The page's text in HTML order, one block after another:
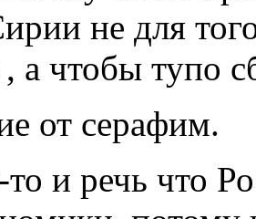
не для
а чтобы тупо
от серафим.
и речь что